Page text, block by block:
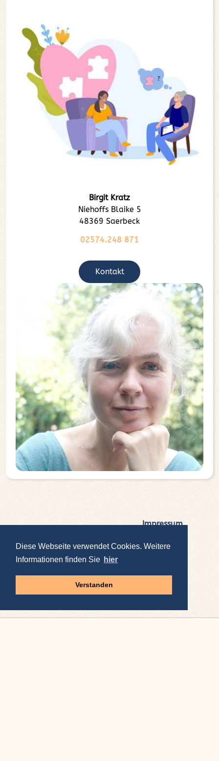
Diese Webseite verwendet Cookies. Weitere
Informationen finden Sie hier
Verstanden
Birgit Kratz
Niehoffs Blaike 5
48369 Saerbeck
02574.248 871
Kontakt
Impressum|